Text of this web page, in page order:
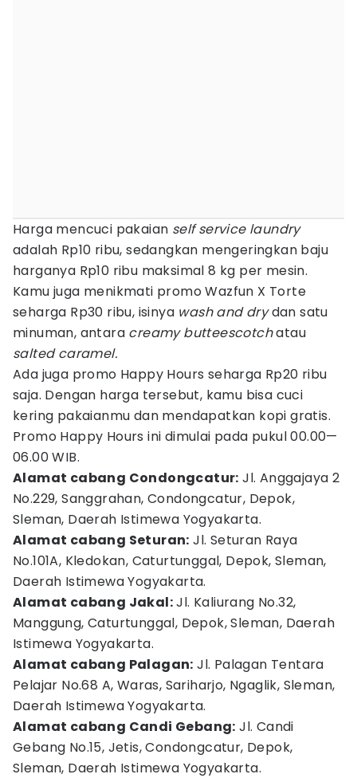
Harga mencuci pakaian self service laundry
adalah Rp10 ribu, sedangkan mengeringkan baju
harganya Rp10 ribu maksimal 8 kg per mesin.
Kamu juga menikmati promo Wazfun X Torte
seharga Rp30 ribu, isinya wash and drydan satu
minuman, antara creamy butteescotchatau
salted caramel.
Ada juga promo Happy Hours seharga Rp20 ribu
saja. Dengan harga tersebut, kamu bisa cuci
kering pakaianmu dan mendapatkan kopi gratis.
Promo Happy Hours ini dimulai pada pukul 00.00—
06.00 WIB.
Alamat cabang Condongcatur: Jl. Anggajaya 2
No.229, Sanggrahan, Condongcatur, Depok,
Sleman, Daerah Istimewa Yogyakarta.
Alamat cabang Seturan: Jl. Seturan Raya
No.101A, Kledokan, Caturtunggal, Depok, Sleman,
Daerah Istimewa Yogyakarta.
Alamat cabang Jakal:Jl. Kaliurang No.32,
Manggung, Caturtunggal, Depok, Sleman, Daerah
Istimewa Yogyakarta.
Alamat cabang Palagan: Jl. Palagan Tentara
Pelajar No.68 A, Waras, Sariharjo, Ngaglik, Sleman,
Daerah Istimewa Yogyakarta.
Alamat cabang Candi Gebang: Jl. Candi
Gebang No.15, Jetis, Condongcatur, Depok,
Sleman, Daerah Istimewa Yogyakarta.